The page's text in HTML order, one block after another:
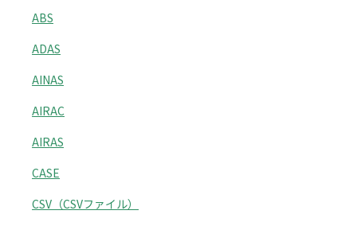
ABS
ADAS
AINAS
AIRAC
AIRAS
CASE
CSV（CSVファイル）